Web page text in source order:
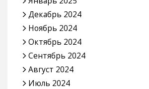
Декабрь 2024
Ноябрь 2024
Октябрь 2024
Сентябрь 2024
Август 2024
Июль 2024